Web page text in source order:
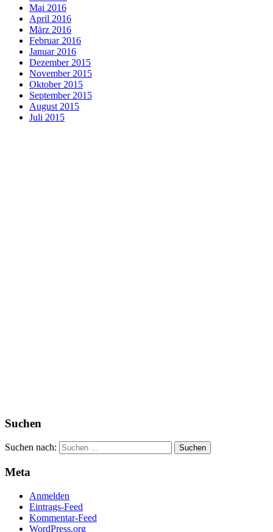
Mai 2016
April 2016
März 2016
Februar 2016
Januar 2016
Dezember 2015
November 2015
Oktober 2015
September 2015
August 2015
Juli 2015
Suchen
Suchen nach:
Meta
Anmelden
Eintrags-Feed
Kommentar-Feed
WordPress.org